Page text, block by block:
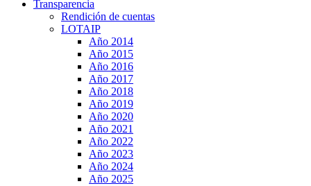
Transparencia
Rendición de cuentas
LOTAIP
Año 2014
Año 2015
Año 2016
Año 2017
Año 2018
Año 2019
Año 2020
Año 2021
Año 2022
Año 2023
Año 2024
Año 2025